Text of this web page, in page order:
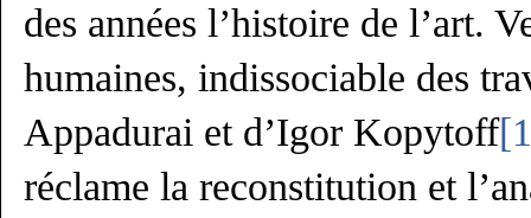
des années l’histoire de l’art.
humaines, indissociable des
Appadurai et d’Igor Kopytoff
réclame la reconstitution et